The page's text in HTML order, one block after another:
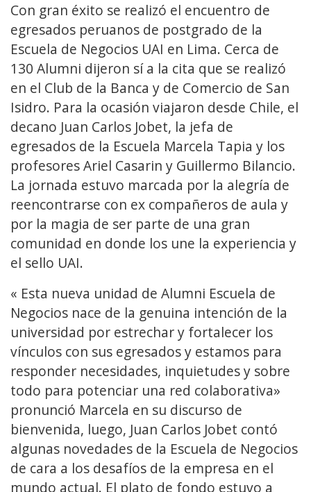
Con gran éxito se realizó el encuentro de
egresados peruanos de postgrado de la
Escuela de Negocios UAI en Lima. Cerca de
130 Alumni dijeron sí a la cita que se realizó
en el Club de la Banca y de Comercio de San
Isidro. Para la ocasión viajaron desde Chile, el
decano Juan Carlos Jobet, la jefa de
egresados de la Escuela Marcela Tapia y los
profesores Ariel Casarin y Guillermo Bilancio.
La jornada estuvo marcada por la alegría de
reencontrarse con ex compañeros de aula y
por la magia de ser parte de una gran
comunidad en donde los une la experiencia y
el sello UAI.
« Esta nueva unidad de Alumni Escuela de
Negocios nace de la genuina intención de la
universidad por estrechar y fortalecer los
vínculos con sus egresados y estamos para
responder necesidades, inquietudes y sobre
todo para potenciar una red colaborativa»
pronunció Marcela en su discurso de
bienvenida, luego, Juan Carlos Jobet contó
algunas novedades de la Escuela de Negocios
de cara a los desafíos de la empresa en el
mundo actual. El plato de fondo estuvo a